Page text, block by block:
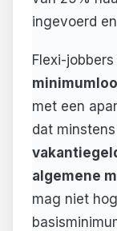
ingevoerd
Flexi-
met een
dat minstens
algemene
mag niet